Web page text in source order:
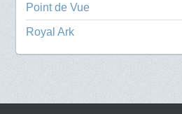
Point de Vue
Royal Ark